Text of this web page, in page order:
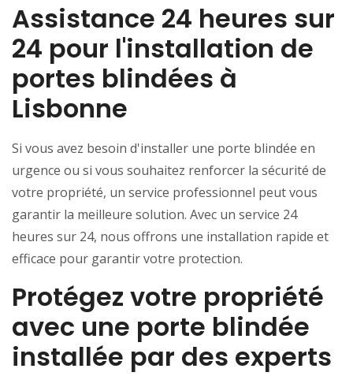
Assistance 24 heures sur
24 pour l'installation de
portes blindées à
Lisbonne
Si vous avez besoin d'installer une porte blindée en
urgence ou si vous souhaitez renforcer la sécurité de
votre propriété, un service professionnel peut vous
garantir la meilleure solution. Avec un service 24
heures sur 24, nous offrons une installation rapide et
efficace pour garantir votre protection.
Protégez votre propriété
avec une porte blindée
installée par des experts